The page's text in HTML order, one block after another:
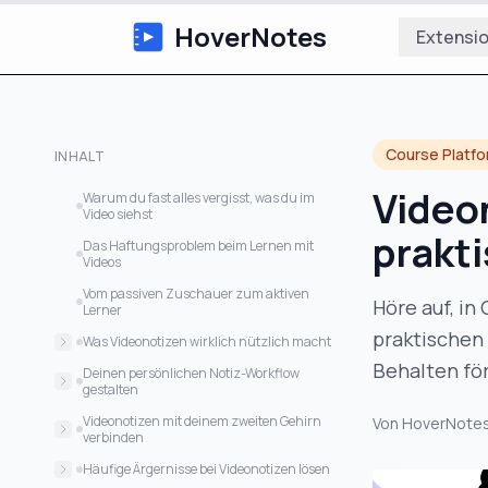
HoverNotes
INHALT
Warum du fast alles vergisst, was du im
Video siehst
Das Haftungsproblem beim Lernen mit
Videos
Vom passiven Zuschauer zum aktiven
Lerner
Was Videonotizen wirklich nützlich macht
Über das Transkript hinaus: Warum
visueller Kontext zählt
Die Kraft anklickbarer Zeitstempel
verwandeln
Deinen persönlichen Notiz-Workflow
gestalten
Vorbereitung vor der Sitzung
Nachbearbeitung nach der Sitzung
Videonotizen mit deinem zweiten Gehirn
verbinden
Die Stärke des einfachen Markdown
Häufige Ärgernisse bei Videonotizen lösen
Course
Höre auf, in
praktischen
Behalten
Von